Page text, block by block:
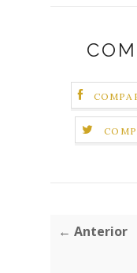
← Anterior